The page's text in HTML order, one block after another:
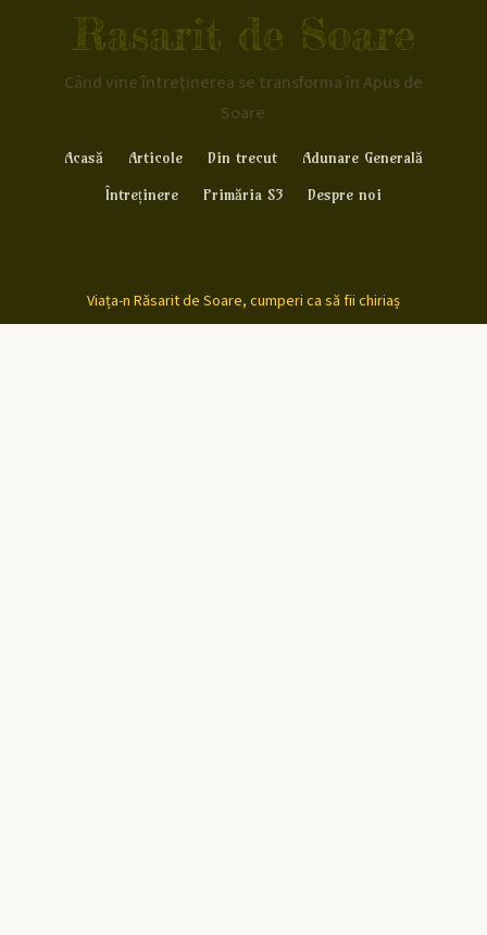
Rasarit de Soare
Când vine întreținerea se transforma în Apus de
Soare
Acasă Articole Din trecut
Adunare Generală
Întreținere
Primăria S3 Despre noi
Viața-n Răsarit de Soare, cumperi ca să fii chiriaș